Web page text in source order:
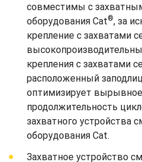
совместимы с
оборудования Cat®, за
крепление с захватами
крепления с захватами
расположенный
оптимизирует вырывное
продолжительность
захватного устройства
оборудования Cat.
Захватное устройство